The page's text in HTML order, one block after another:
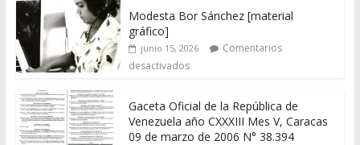
Modesta Bor Sánchez [material
gráfico]
junio 15, 2026
Comentarios
desactivados
Gaceta Oficial de la República de
Venezuela año CXXXIII Mes V, Caracas
09 de marzo de 2006 N° 38.394